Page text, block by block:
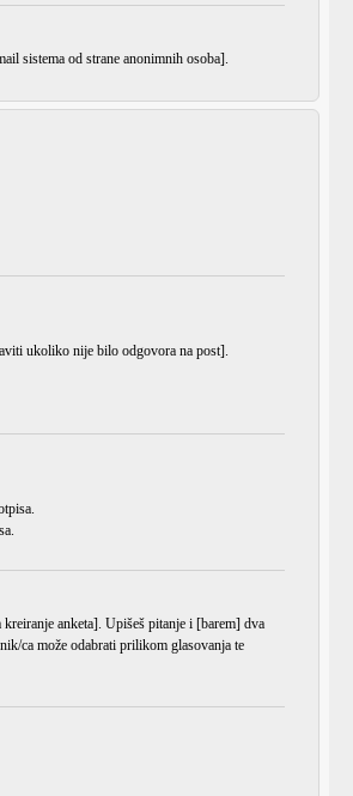
sistema od strane anonimnih osoba].
ukoliko nije bilo odgovora na post].
anketa]. Upišeš pitanje i [barem] dva
ca može odabrati prilikom glasovanja te